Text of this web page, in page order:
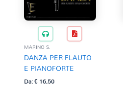
MARINO S.
DANZA PER FLAUTO
E PIANOFORTE
Da:€16,50